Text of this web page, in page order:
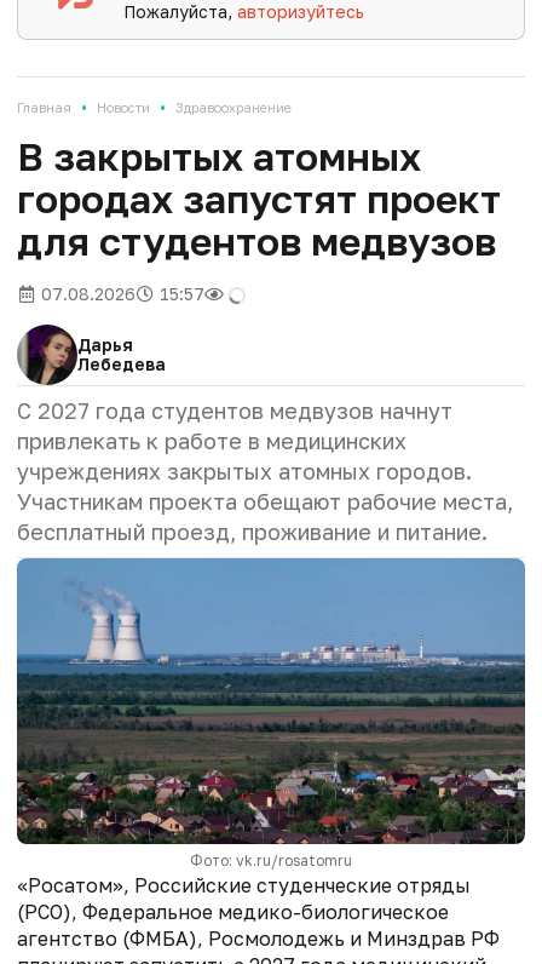
Пожалуйста,авторизуйтесь
Главная • Новости • Здравоохранение
В закрытых атомных
городах запустят проект
для студентов медвузов
07.08.2026 15:57
Дарья
Лебедева
С 2027 года студентов медвузов начнут
привлекать к работе в медицинских
учреждениях закрытых атомных городов.
Участникам проекта обещают рабочие места,
бесплатный проезд, проживание и питание.
Фото: vk.ru/rosatomru
«Росатом», Российские студенческие отряды
(РСО), Федеральное медико-биологическое
агентство (ФМБА), Росмолодежь и Минздрав РФ